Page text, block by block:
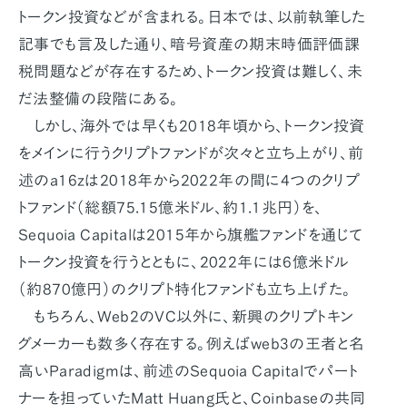
トークン投資などが含まれる。日本では、以前執筆した
記事でも言及した通り、暗号資産の期末時価評価課
税問題などが存在するため、トークン投資は難しく、未
だ法整備の段階にある。
しかし、海外では早くも2018年頃から、トークン投資
をメインに行うクリプトファンドが次々と立ち上がり、前
述のa16zは2018年から2022年の間に4つのクリプ
トファンド（総額75.15億米ドル、約1.1兆円）を、
Sequoia Capitalは2015年から旗艦ファンドを通じて
トークン投資を行うとともに、2022年には6億米ドル
（約870億円）のクリプト特化ファンドも立ち上げた。
もちろん、Web2のVC以外に、新興のクリプトキン
グメーカーも数多く存在する。例えばweb3の王者と名
高いParadigmは、前述のSequoia Capitalでパート
ナーを担っていたMatt Huang氏と、Coinbaseの共同